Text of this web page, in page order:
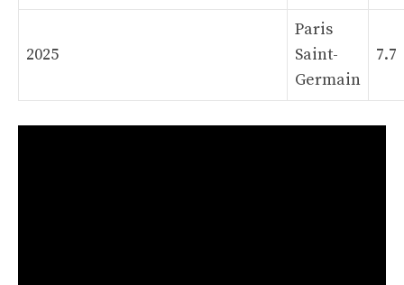
2025
Paris
Saint-
Germain
7.7